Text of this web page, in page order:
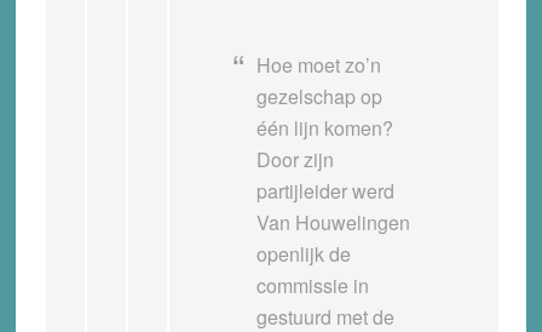
Hoe moet zo’n
gezelschap op
één lijn komen?
Door zijn
partijleider werd
Van Houwelingen
openlijk de
commissie in
gestuurd met de